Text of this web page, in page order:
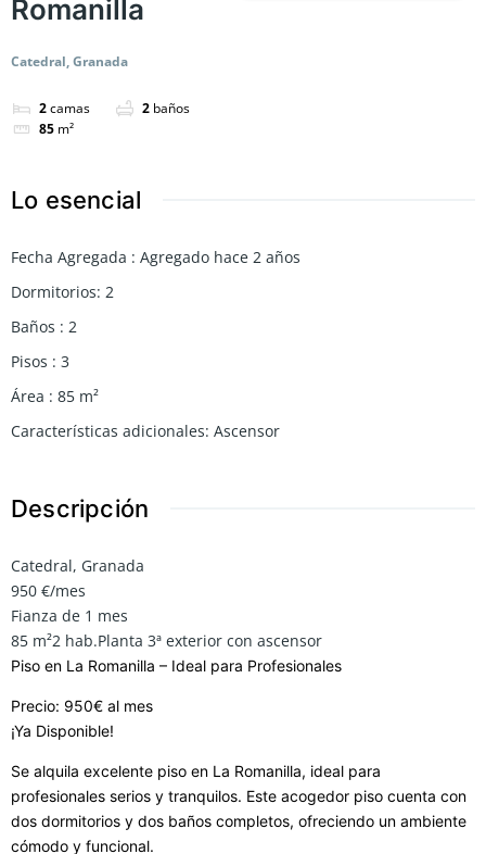
Romanilla
Catedral, Granada
2camas 2 baños
85 m²
Lo esencial
Fecha Agregada : Agregado hace 2 años
Dormitorios: 2
Baños : 2
Pisos : 3
Área : 85 m²
Características adicionales: Ascensor
Descripción
Catedral, Granada
950 €/mes
Fianza de 1 mes
85 m²2 hab.Planta 3ª exterior con ascensor
Piso en La Romanilla – Ideal para Profesionales
Precio: 950€ al mes
¡Ya Disponible!
Se alquila excelente piso en La Romanilla, ideal para
profesionales serios y tranquilos. Este acogedor piso cuenta con
dos dormitorios y dos baños completos, ofreciendo un ambiente
cómodo y funcional.